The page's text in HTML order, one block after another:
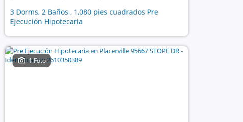
3 Dorms, 2 Baños , 1,080 pies cuadrados Pre
Ejecución Hipotecaria
1 Foto